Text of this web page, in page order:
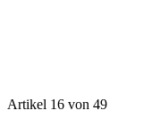
Artikel 16 von 49